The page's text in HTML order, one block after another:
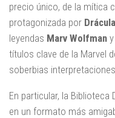
precio único, de la mítica
protagonizada por Drácula
leyendas Marv Wolfman y
títulos clave de la Marvel
soberbias
En particular, la
en un formato más